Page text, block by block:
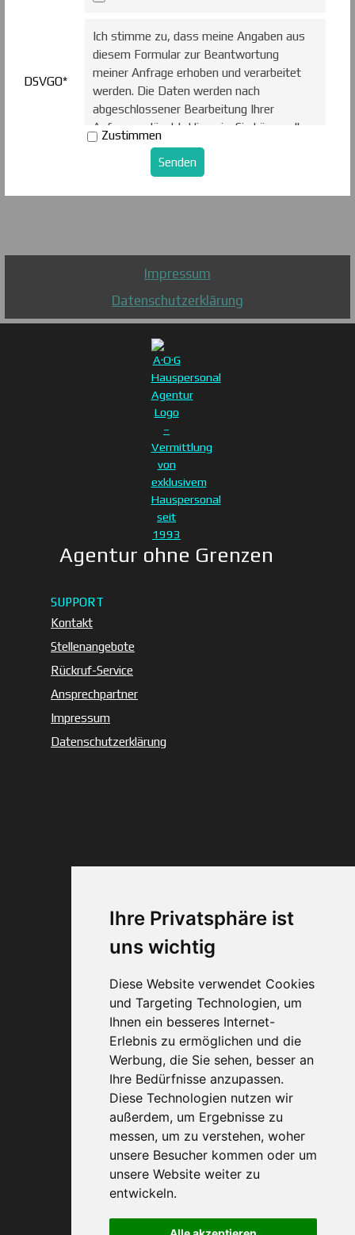
Ihre Privatsphäre ist
uns wichtig
Diese Website verwendet Cookies
und Targeting Technologien, um
Ihnen ein besseres Internet-
Erlebnis zu ermöglichen und die
Werbung, die Sie sehen, besser an
Ihre Bedürfnisse anzupassen.
Diese Technologien nutzen wir
außerdem, um Ergebnisse zu
messen, um zu verstehen, woher
unsere Besucher kommen oder um
unsere Website weiter zu
entwickeln.
DSVGO*
Ich stimme zu, dass meine Angaben aus
diesem Formular zur Beantwortung
meiner Anfrage erhoben und verarbeitet
werden. Die Daten werden nach
abgeschlossener Bearbeitung Ihrer
Anfrage gelöscht. Hinweis: Sie können Ihre
Einwilligung jederzeit für die Zukunft per
E-Mail an info@aog-online.de widerrufen.
mit Nutzerdaten finden Sie in der
Zustimmen
Impressum
Datenschutzerklärung
SUPPORT
Kontakt
Stellenangebote
Rückruf-Service
Ansprechpartner
Impressum
Datenschutzerklärung
Agentur ohne Grenzen
D-80539 München
Telefon: 089 / 299 900
Web-Design + SEOCarlheinz Schichl
0800 40 200 33